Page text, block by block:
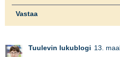
Vastaa
Tuulevin lukublogi 13.